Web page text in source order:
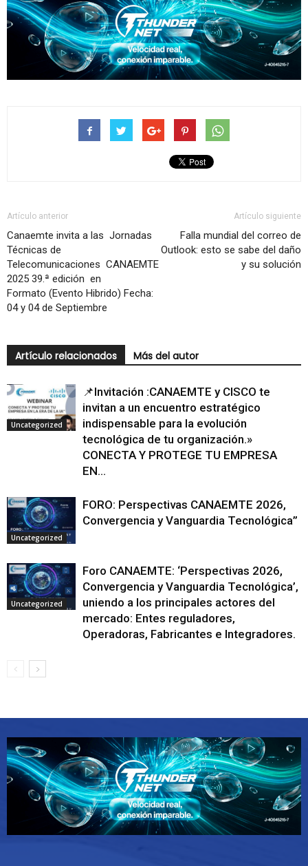
Artículo anterior
Canaemte invita a las Jornadas
Técnicas de
Telecomunicaciones CANAEMTE
2025 39.ª edición en
Formato (Evento Hibrido) Fecha:
04 y 04 de Septiembre
Artículo siguiente
Falla mundial del correo de
Outlook: esto se sabe del daño
y su solución
Artículo relacionados Más del autor
Uncategorized
📌Invitación :CANAEMTE y CISCO te
invitan a un encuentro estratégico
indispensable para la evolución
tecnológica de tu organización.»
CONECTA Y PROTEGE TU EMPRESA
EN...
Uncategorized
FORO: Perspectivas CANAEMTE 2026,
Convergencia y Vanguardia Tecnológica”
Uncategorized
Foro CANAEMTE: ‘Perspectivas 2026,
Convergencia y Vanguardia Tecnológica’,
uniendo a los principales actores del
mercado: Entes reguladores,
Operadoras, Fabricantes e Integradores.